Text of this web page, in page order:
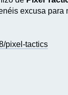
excusa para
pixel-tactics